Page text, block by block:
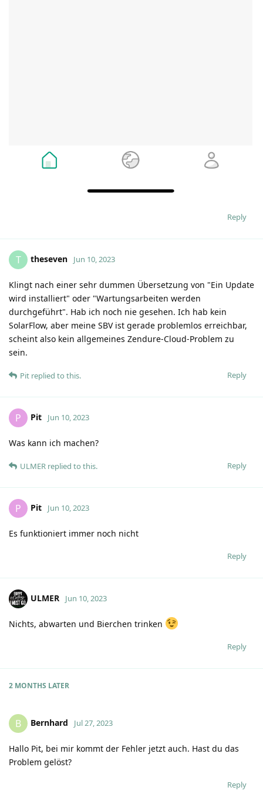
Reply
T theseven Jun 10, 2023
Klingt nach einer sehr dummen Übersetzung von "Ein Update
wird installiert" oder "Wartungsarbeiten werden
durchgeführt". Hab ich noch nie gesehen. Ich hab kein
SolarFlow, aber meine SBV ist gerade problemlos erreichbar,
scheint also kein allgemeines Zendure-Cloud-Problem zu
sein.
Reply
Pit replied to this.
P Pit Jun 10, 2023
Was kann ich machen?
Reply
ULMER replied to this.
P Pit Jun 10, 2023
Es funktioniert immer noch nicht
Reply
ULMER Jun 10, 2023
Nichts, abwarten und Bierchen trinken
Reply
2 MONTHS LATER
B Bernhard Jul 27, 2023
Hallo Pit, bei mir kommt der Fehler jetzt auch. Hast du das
Problem gelöst?
Reply